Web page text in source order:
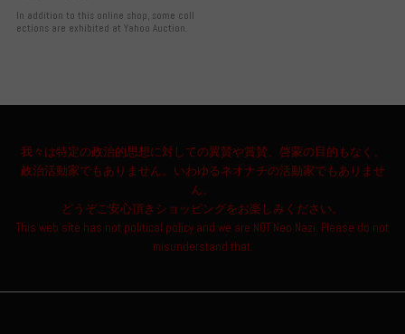
In addition to this online shop, some coll
ections are exhibited at Yahoo Auction.
我々は特定の政治的思想に対しての翼賛や賞賛、啓蒙の目的もなく、
政治活動家でもありません。いわゆるネオナチの活動家でもありませ
ん。
どうぞご安心頂きショッピングをお楽しみください。
This web site has not political policy and we are NOT Neo Nazi. Please do not
misunderstand that.